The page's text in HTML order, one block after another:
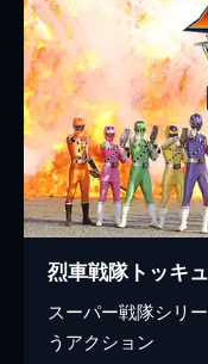
スーパー戦隊シリ
うアクション